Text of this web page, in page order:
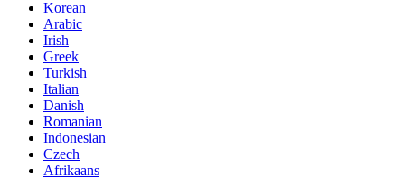
Korean
Arabic
Irish
Greek
Turkish
Italian
Danish
Romanian
Indonesian
Czech
Afrikaans